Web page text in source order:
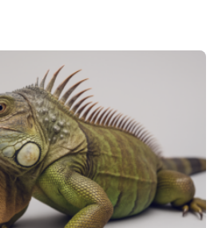
von Wissenschaftlerinnen
übergeben sie ihren Bericht zur
Auftraggeber, das
Landwirtschaft, Ernährung und
Eberswalde (23. Oktober 2025).
spannt sich neuerdings
Eingerichtet wurden sie
Jahren von
und Wissenschaftlern des